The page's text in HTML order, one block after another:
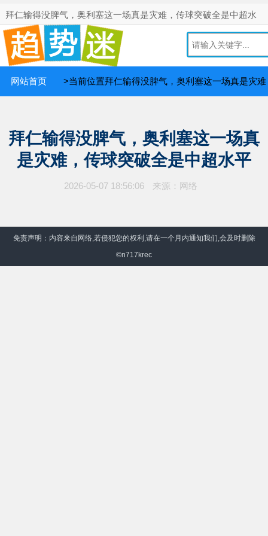
拜仁输得没脾气，奥利塞这一场真是灾难，传球突破全是中超水
平网！
网站首页 >当前位置拜仁输得没脾气，奥利塞这一场真是灾
拜仁输得没脾气，奥利塞这一场真
是灾难，传球突破全是中超水平
2026-05-07 18:56:06 来源：网络
免责声明：内容来自网络,若侵犯您的权利,请在一个月内通知我们,会及时删除
©n717krec